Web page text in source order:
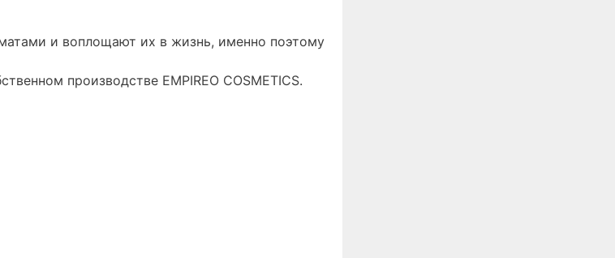
и воплощают их в жизнь, именно поэтому
производстве EMPIREO COSMETICS.